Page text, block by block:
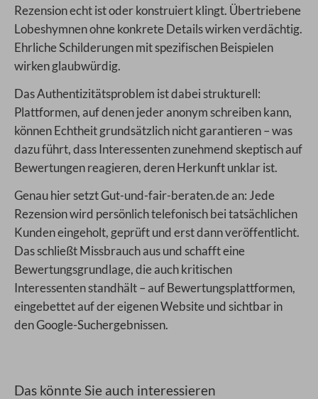
Rezension echt ist oder konstruiert klingt. Übertriebene
Lobeshymnen ohne konkrete Details wirken verdächtig.
Ehrliche Schilderungen mit spezifischen Beispielen
wirken glaubwürdig.
Das Authentizitätsproblem ist dabei strukturell:
Plattformen, auf denen jeder anonym schreiben kann,
können Echtheit grundsätzlich nicht garantieren – was
dazu führt, dass Interessenten zunehmend skeptisch auf
Bewertungen reagieren, deren Herkunft unklar ist.
Genau hier setzt Gut-und-fair-beraten.de an: Jede
Rezension wird persönlich telefonisch bei tatsächlichen
Kunden eingeholt, geprüft und erst dann veröffentlicht.
Das schließt Missbrauch aus und schafft eine
Bewertungsgrundlage, die auch kritischen
Interessenten standhält – auf Bewertungsplattformen,
eingebettet auf der eigenen Website und sichtbar in
den Google-Suchergebnissen.
Das könnte Sie auch interessieren